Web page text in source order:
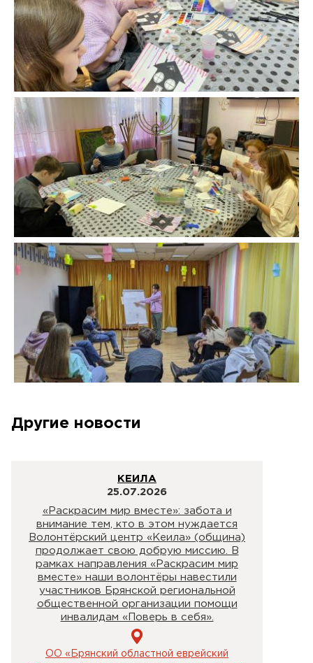
Другие новости
КЕИЛА
25.07.2026
«Раскрасим мир вместе»: забота и
внимание тем, кто в этом нуждается
Волонтёрский центр «Кеила» (община)
продолжает свою добрую миссию. В
рамках направления «Раскрасим мир
вместе» наши волонтёры навестили
участников Брянской региональной
общественной организации помощи
инвалидам «Поверь в себя».
ОО «Брянский областной еврейский